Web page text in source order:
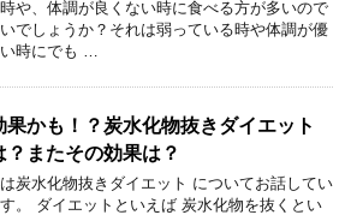
や、体調が良くない時に食べる方が多いので
でしょうか？それは弱っている時や体調が優
時にでも …
果かも！？炭水化物抜きダイエット
？またその効果は？
炭水化物抜きダイエット についてお話してい
。 ダイエットといえば 炭水化物を抜くとい